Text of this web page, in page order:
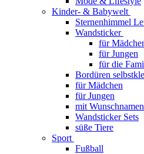
Kinder- & Babywelt
Sternenhimmel
Wandsticker
für
für Jungen
für die
Bordüren
für Mädchen
für Jungen
mit Wunschnamen
Wandsticker Sets
süße Tiere
Sport
Fußball